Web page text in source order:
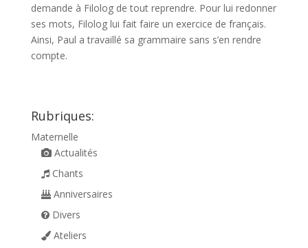
demande à Filolog de tout reprendre. Pour lui redonner
ses mots, Filolog lui fait faire un exercice de français.
Ainsi, Paul a travaillé sa grammaire sans s’en rendre
compte.
Rubriques:
Maternelle
Actualités
Chants
Anniversaires
Divers
Ateliers